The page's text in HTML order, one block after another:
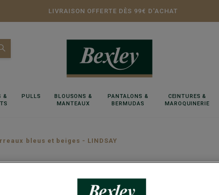
LIVRAISON OFFERTE DÈS 99€ D'ACHAT
&
PULLS
BLOUSONS &
MANTEAUX
PANTALONS &
BERMUDAS
CEINTURES &
MAROQUINERIE
bleus et beiges - LINDSAY